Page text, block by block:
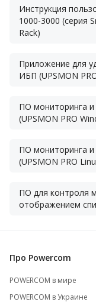
Инструкция
1000-3000 (серия
Rack)
Приложение для
ИБП (UPSMON
ПО мониторинга
(UPSMON PRO
ПО мониторинга
(UPSMON PRO
ПО для контроля
отображением
Про Powercom
POWERCOM в мире
POWERCOM в Украине